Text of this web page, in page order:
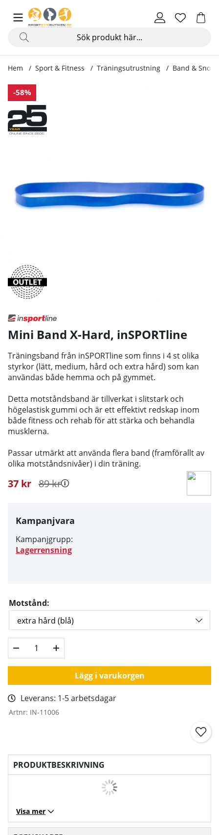
Hem Sport & Fitness Träningsutrustning Band &
-58%
Produktbilder Mini Bands
Mini Band X-Hard, inSPORTline
Träningsband från inSPORTline som finns i 4 st olika
styrkor (lätt, medium, hård och extra hård) som kan
användas både hemma och på gymmet.
Detta motståndsband är tillverkat i slitstark och
högelastisk gummi och är ett effektivt redskap inom
både fitness och rehab för att stärka och behandla
musklerna.
Passar utmärkt att använda flera band (framförallt av
olika motståndsnivåer) i din träning.
89kr
37 kr
Kampanjvara
Kampanjgrupp:
Lagerrensning
Motstånd:
Lägg i varukorgen
Leverans: 1-5 arbetsdagar
Artnr: IN-11006
PRODUKTBESKRIVNING
Visa mer